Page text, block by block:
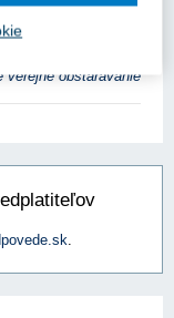
verejné obstarávanie
.